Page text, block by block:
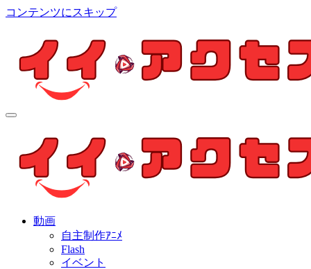
コンテンツにスキップ
個人制作アニメを中心とした動画紹介ブログ
動画
自主制作ｱﾆﾒ
Flash
イベント